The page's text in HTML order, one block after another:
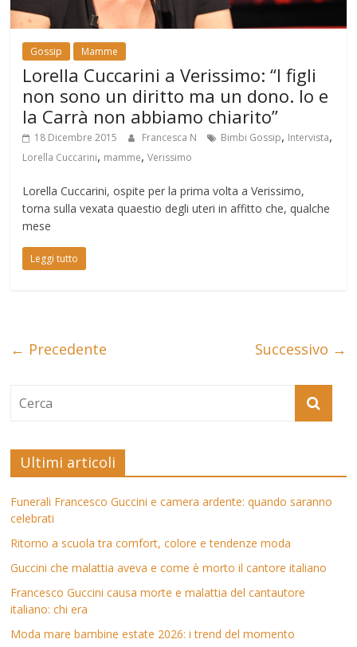
Gossip Mamme
Lorella Cuccarini a Verissimo: “I figli
non sono un diritto ma un dono. Io e
la Carrà non abbiamo chiarito”
18 Dicembre 2015 Francesca N Bimbi Gossip, Intervista,
Lorella Cuccarini, mamme,Verissimo
Lorella Cuccarini, ospite per la prima volta a Verissimo,
torna sulla vexata quaestio degli uteri in affitto che, qualche
mese
Leggi tutto
← Precedente Successivo →
Ultimi articoli
Funerali Francesco Guccini e camera ardente: quando saranno
celebrati
Ritorno a scuola tra comfort, colore e tendenze moda
Guccini che malattia aveva e come è morto il cantore italiano
Francesco Guccini causa morte e malattia del cantautore
italiano: chi era
Moda mare bambine estate 2026: i trend del momento